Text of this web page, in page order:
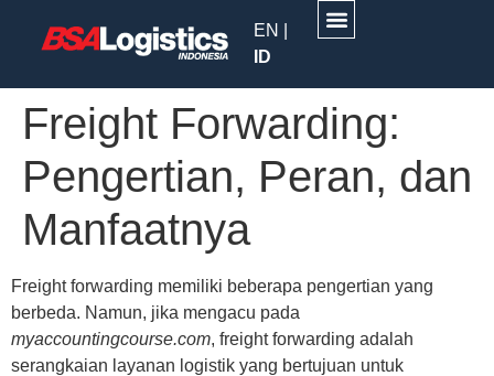
EN
ID
Freight Forwarding:
Pengertian, Peran, dan
Manfaatnya
Freight forwarding memiliki beberapa pengertian yang
berbeda. Namun, jika mengacu pada
myaccountingcourse.com, freight forwarding adalah
serangkaian layanan logistik yang bertujuan untuk